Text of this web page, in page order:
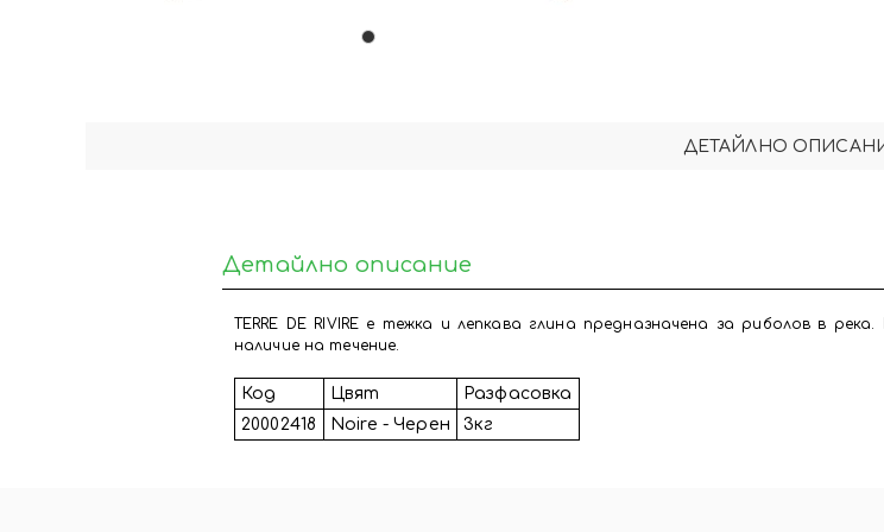
ДЕТАЙЛНО
Детайлно описание
TERRE DE RIVIRE е тежка и лепкава глина предназначена за риболов в
наличие на течение.
Код Цвят
Разфасовка
20002418
Noire - Черен 3кг